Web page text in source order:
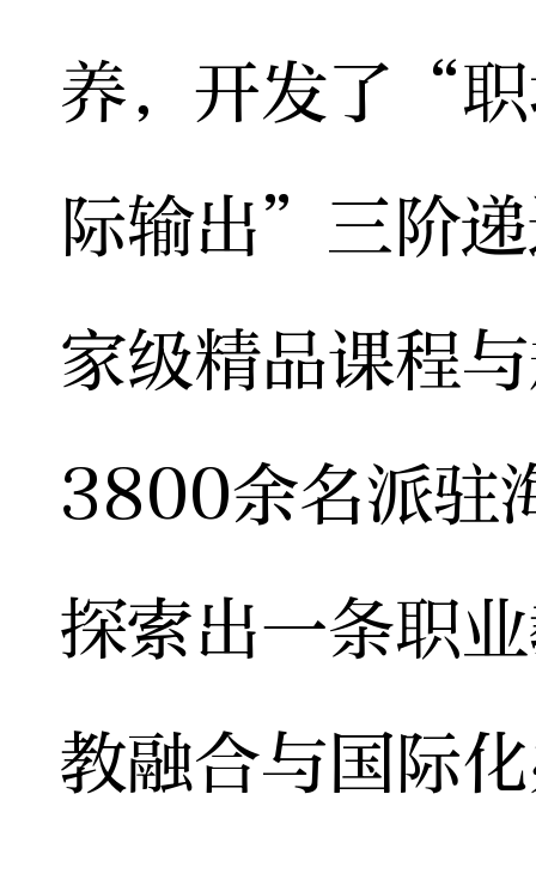
养，开发了“
际输出”三阶
家级精品课程
3800余名派
探索出一条职
教融合与国际